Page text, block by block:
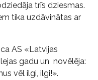
trīs dziesmas.
tika uzdāvinātas ar
AS «Latvijas
gadu un novēlēja:
vēl ilgi, ilgi!».